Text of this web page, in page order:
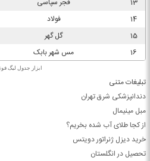
ابزار جدول لیگ
تبلیغات متنی
دندانپزشکی شرق تهران
مبل مینیمال
از کجا طلای آب شده بخریم؟
خرید دیزل ژنراتور دویتس
تحصیل در انگلستان